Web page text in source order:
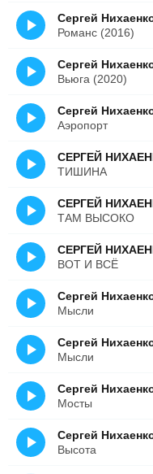
Сергей
Романс (2016)
Сергей
Вьюга (2020)
Сергей
Аэропорт
СЕРГЕЙ
ТИШИНА
СЕРГЕЙ
ТАМ ВЫСОКО
СЕРГЕЙ
ВОТ И ВСЁ
Сергей
Мысли
Сергей
Мысли
Сергей
Мосты
Сергей
Высота